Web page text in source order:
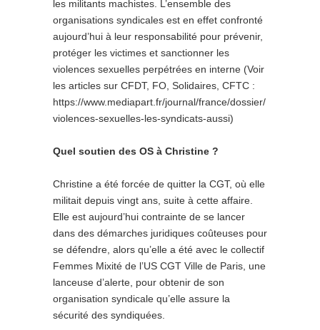
les militants machistes. L’ensemble des
organisations syndicales est en effet confronté
aujourd’hui à leur responsabilité pour prévenir,
protéger les victimes et sanctionner les
violences sexuelles perpétrées en interne (Voir
les articles sur CFDT, FO, Solidaires, CFTC :
https://www.mediapart.fr/journal/france/dossier/
violences-sexuelles-les-syndicats-aussi)
Quel soutien des OS à Christine ?
Christine a été forcée de quitter la CGT, où elle
militait depuis vingt ans, suite à cette affaire.
Elle est aujourd’hui contrainte de se lancer
dans des démarches juridiques coûteuses pour
se défendre, alors qu’elle a été avec le collectif
Femmes Mixité de l’US CGT Ville de Paris, une
lanceuse d’alerte, pour obtenir de son
organisation syndicale qu’elle assure la
sécurité des syndiquées.